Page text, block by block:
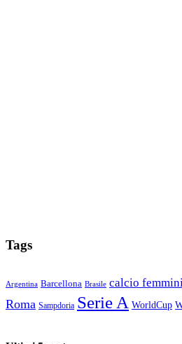
Tags
Argentina Barcellona Brasile calcio
Roma Sampdoria Serie A WorldCup